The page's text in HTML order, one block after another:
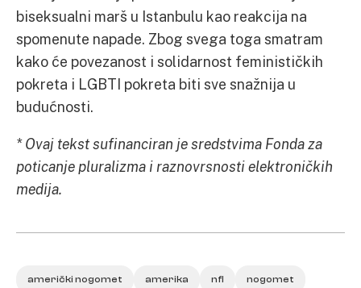
biseksualni marš u Istanbulu kao reakcija na
spomenute napade. Zbog svega toga smatram
kako će povezanost i solidarnost feminističkih
pokreta i LGBTI pokreta biti sve snažnija u
budućnosti.
* Ovaj tekst sufinanciran je sredstvima Fonda za
poticanje pluralizma i raznovrsnosti elektroničkih
medija.
američki nogomet amerika nfl nogomet